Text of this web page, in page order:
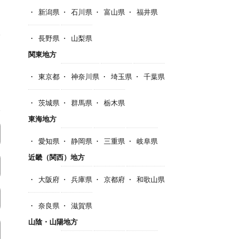
新潟県 石川県 富山県 福井県
長野県
山梨県
関東地方
東京都 神奈川県 埼玉県 千葉県
茨城県 群馬県
栃木県
東海地方
愛知県 静岡県 三重県
岐阜県
近畿（関西）地方
大阪府 兵庫県 京都府 和歌山県
奈良県
滋賀県
山陰・山陽地方